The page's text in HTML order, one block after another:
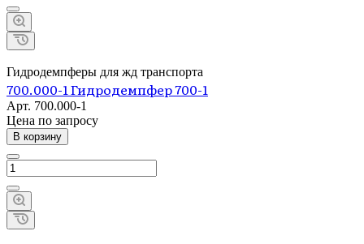
Гидродемпферы для жд транспорта
700.000-1 Гидродемпфер 700-1
Арт. 700.000-1
Цена по запросу
В корзину